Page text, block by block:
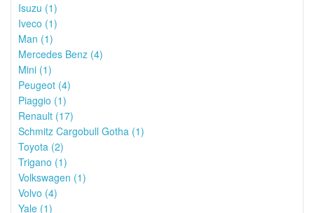
Isuzu (1)
Iveco (1)
Man (1)
Mercedes Benz (4)
Mini (1)
Peugeot (4)
Piaggio (1)
Renault (17)
Schmitz Cargobull Gotha (1)
Toyota (2)
Trigano (1)
Volkswagen (1)
Volvo (4)
Yale (1)